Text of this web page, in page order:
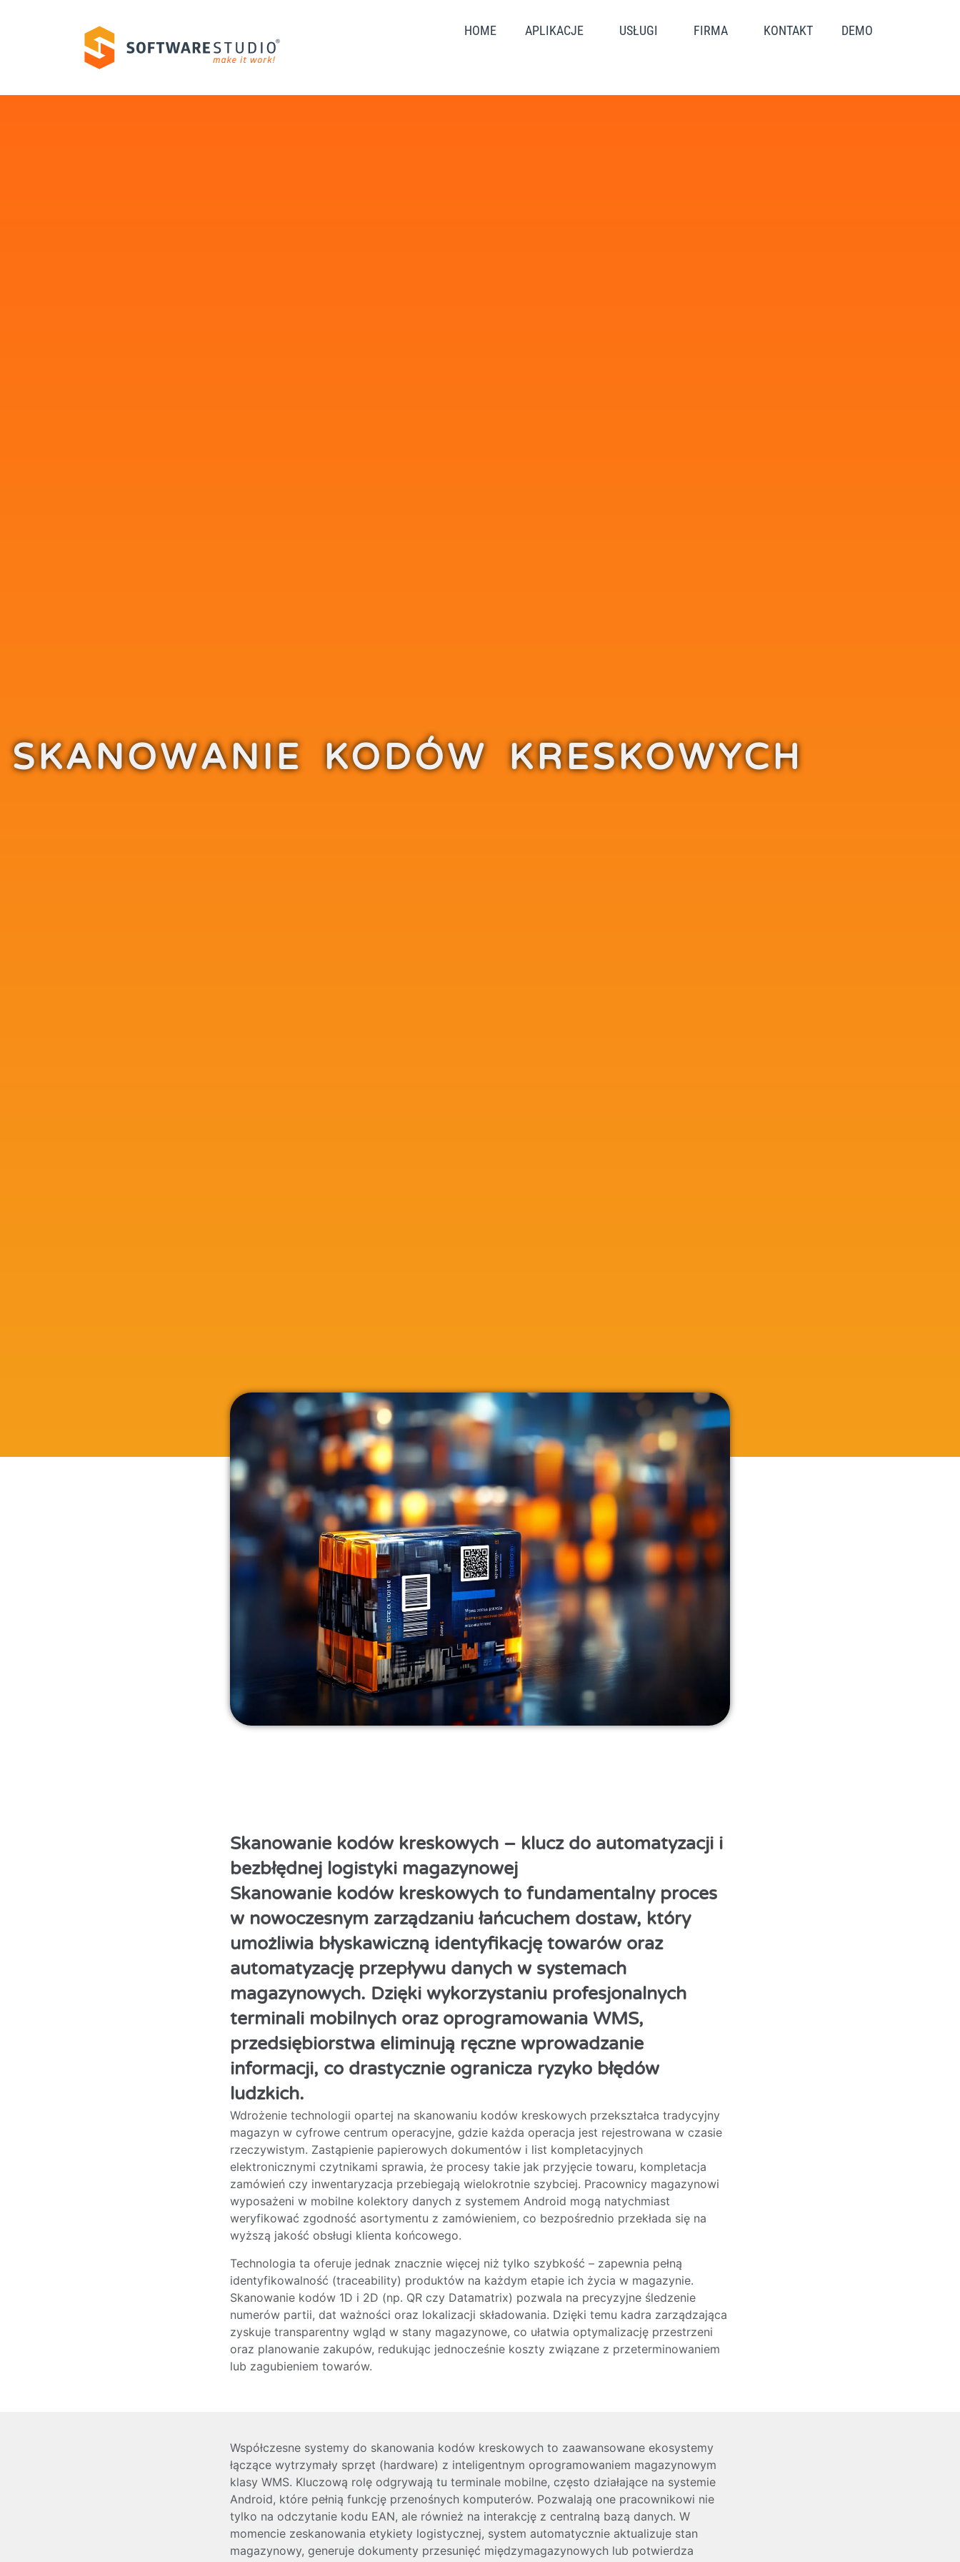
HOME APLIKACJE USŁUGI FIRMA KONTAKT DEMO
SKANOWANIE KODÓW KRESKOWYCH
Skanowanie kodów kreskowych – klucz do automatyzacji i
bezbłędnej logistyki magazynowej
Skanowanie kodów kreskowych to fundamentalny proces
w nowoczesnym zarządzaniu łańcuchem dostaw, który
umożliwia błyskawiczną identyfikację towarów oraz
automatyzację przepływu danych w systemach
magazynowych. Dzięki wykorzystaniu profesjonalnych
terminali mobilnych oraz oprogramowania WMS,
przedsiębiorstwa eliminują ręczne wprowadzanie
informacji, co drastycznie ogranicza ryzyko błędów
ludzkich.
Wdrożenie technologii opartej na skanowaniu kodów kreskowych przekształca tradycyjny
magazyn w cyfrowe centrum operacyjne, gdzie każda operacja jest rejestrowana w czasie
rzeczywistym. Zastąpienie papierowych dokumentów i list kompletacyjnych
elektronicznymi czytnikami sprawia, że procesy takie jak przyjęcie towaru, kompletacja
zamówień czy inwentaryzacja przebiegają wielokrotnie szybciej. Pracownicy magazynowi
wyposażeni w mobilne kolektory danych z systemem Android mogą natychmiast
weryfikować zgodność asortymentu z zamówieniem, co bezpośrednio przekłada się na
wyższą jakość obsługi klienta końcowego.
Technologia ta oferuje jednak znacznie więcej niż tylko szybkość – zapewnia pełną
identyfikowalność (traceability) produktów na każdym etapie ich życia w magazynie.
Skanowanie kodów 1D i 2D (np. QR czy Datamatrix) pozwala na precyzyjne śledzenie
numerów partii, dat ważności oraz lokalizacji składowania. Dzięki temu kadra zarządzająca
zyskuje transparentny wgląd w stany magazynowe, co ułatwia optymalizację przestrzeni
oraz planowanie zakupów, redukując jednocześnie koszty związane z przeterminowaniem
lub zagubieniem towarów.
Współczesne systemy do skanowania kodów kreskowych to zaawansowane ekosystemy
łączące wytrzymały sprzęt (hardware) z inteligentnym oprogramowaniem magazynowym
klasy WMS. Kluczową rolę odgrywają tu terminale mobilne, często działające na systemie
Android, które pełnią funkcję przenośnych komputerów. Pozwalają one pracownikowi nie
tylko na odczytanie kodu EAN, ale również na interakcję z centralną bazą danych. W
momencie zeskanowania etykiety logistycznej, system automatycznie aktualizuje stan
magazynowy, generuje dokumenty przesunięć międzymagazynowych lub potwierdza